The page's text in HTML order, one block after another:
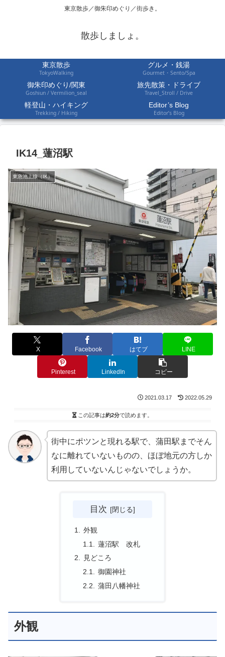
東京散歩／御朱印めぐり／街歩き。
散歩しましょ。
東京散歩
TokyoWalking
グルメ・銭湯
Gourmet・Sento/Spa
御朱印めぐり/関東
Goshiun / Vermilion_seal
旅先散策・ドライブ
Travel_Stroll / Drive
軽登山・ハイキング
Trekking / Hiking
Editor’s Blog
Editor’s Blog
IK14_蓮沼駅
東急池上線（IK）
X Facebook はてブ LINE
Pinterest LinkedIn コピー
2021.03.17 2022.05.29
この記事は約2分で読めます。
街中にポツンと現れる駅で、蒲田駅までそん
なに離れていないものの、ほぼ地元の方しか
利用していないんじゃないでしょうか。
目次
外観
蓮沼駅 改札
見どころ
御園神社
蒲田八幡神社
外観